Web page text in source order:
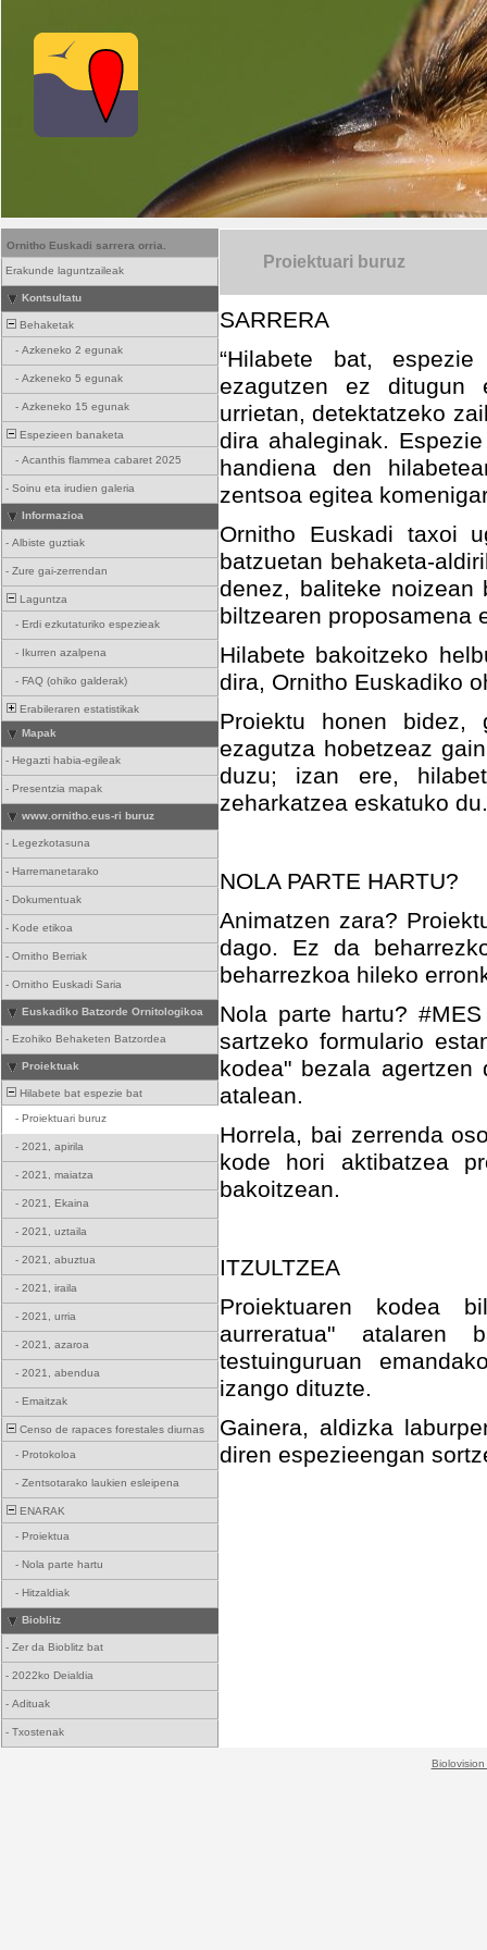
Ornitho Euskadi sarrera orria.
Erakunde laguntzaileak
Kontsultatu
Behaketak
- Azkeneko 2 egunak
- Azkeneko 5 egunak
- Azkeneko 15 egunak
Espezieen banaketa
- Acanthis flammea cabaret 2025
- Soinu eta irudien galeria
Informazioa
- Albiste guztiak
- Zure gai-zerrendan
Laguntza
- Erdi ezkutaturiko espezieak
- Ikurren azalpena
- FAQ (ohiko galderak)
Erabileraren estatistikak
Mapak
- Hegazti habia-egileak
- Presentzia mapak
www.ornitho.eus-ri buruz
- Legezkotasuna
- Harremanetarako
- Dokumentuak
- Kode etikoa
- Ornitho Berriak
- Ornitho Euskadi Saria
Euskadiko Batzorde Ornitologikoa
- Ezohiko Behaketen Batzordea
Proiektuak
Hilabete bat espezie bat
- Proiektuari buruz
- 2021, apirila
- 2021, maiatza
- 2021, Ekaina
- 2021, uztaila
- 2021, abuztua
- 2021, iraila
- 2021, urria
- 2021, azaroa
- 2021, abendua
- Emaitzak
Censo de rapaces forestales diurnas
- Protokoloa
- Zentsotarako laukien esleipena
ENARAK
- Proiektua
- Nola parte hartu
- Hitzaldiak
Bioblitz
- Zer da Bioblitz bat
- 2022ko Deialdia
- Adituak
- Txostenak
Proiektuari buruz
SARRERA
“Hilabete bat,
ezagutzen ez ditugun
urrietan, detektatzeko
dira ahaleginak.
handiena den
zentsoa egitea
Ornitho Euskadi taxoi
batzuetan behaketa-
denez, baliteke noizean
biltzearen proposamena
Hilabete bakoitzeko
dira, Ornitho Euskadiko
Proiektu honen bidez,
ezagutza hobetzeaz
duzu; izan ere,
zeharkatzea eskatuko du.
NOLA PARTE HARTU?
Animatzen zara?
dago. Ez da
beharrezkoa hileko
Nola parte hartu?
sartzeko formulario
kodea" bezala agertzen
atalean.
Horrela, bai zerrenda
kode hori aktibatzea
bakoitzean.
ITZULTZEA
Proiektuaren kodea
aurreratua" atalaren
testuinguruan
izango dituzte.
Gainera, aldizka
diren espezieengan
Biolovision